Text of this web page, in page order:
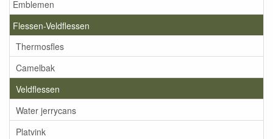
Emblemen
Flessen-Veldflessen
Thermosfles
Camelbak
Veldflessen
Water jerrycans
Platvink